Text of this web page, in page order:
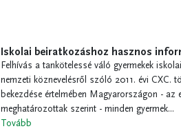
Iskolai beiratkozáshoz hasznos
Felhívás a tankötelessé váló gyermekek
nemzeti köznevelésről szóló 2011. évi CXC.
bekezdése értelmében Magyarországon - az
meghatározottak szerint - minden gyermek...
Tovább